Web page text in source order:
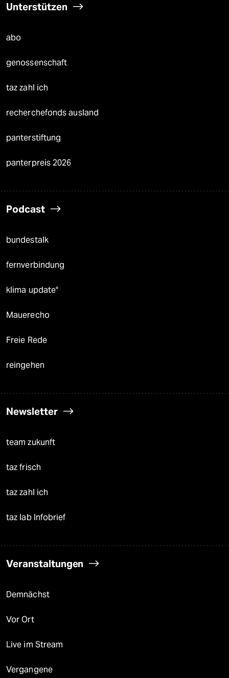
Unterstützen
abo
genossenschaft
taz zahl ich
recherchefonds ausland
panterstiftung
panterpreis 2026
Podcast
bundestalk
fernverbindung
klima update°
Mauerecho
Freie Rede
reingehen
Newsletter
team zukunft
taz frisch
taz zahl ich
taz lab Infobrief
Veranstaltungen
Demnächst
Vor Ort
Live im Stream
Vergangene